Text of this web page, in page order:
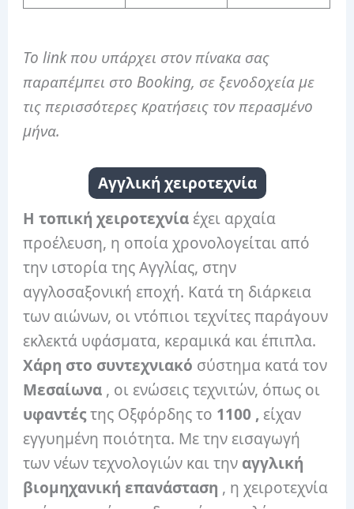
Το link που υπάρχει στον πίνακα σας
παραπέμπει στο Booking, σε ξενοδοχεία με
τις περισσότερες κρατήσεις τον περασμένο
μήνα.
Αγγλική χειροτεχνία
Η τοπική χειροτεχνία έχει αρχαία
προέλευση, η οποία χρονολογείται από
την ιστορία της Αγγλίας, στην
αγγλοσαξονική εποχή. Κατά τη διάρκεια
των αιώνων, οι ντόπιοι τεχνίτες παράγουν
εκλεκτά υφάσματα, κεραμικά και έπιπλα.
Χάρη στο συντεχνιακό σύστημα κατά τον
Μεσαίωνα , οι ενώσεις τεχνιτών, όπως οι
υφαντέςτης Οξφόρδης το 1100 , είχαν
εγγυημένη ποιότητα. Με την εισαγωγή
των νέων τεχνολογιών και την αγγλική
βιομηχανική επανάσταση , η χειροτεχνία